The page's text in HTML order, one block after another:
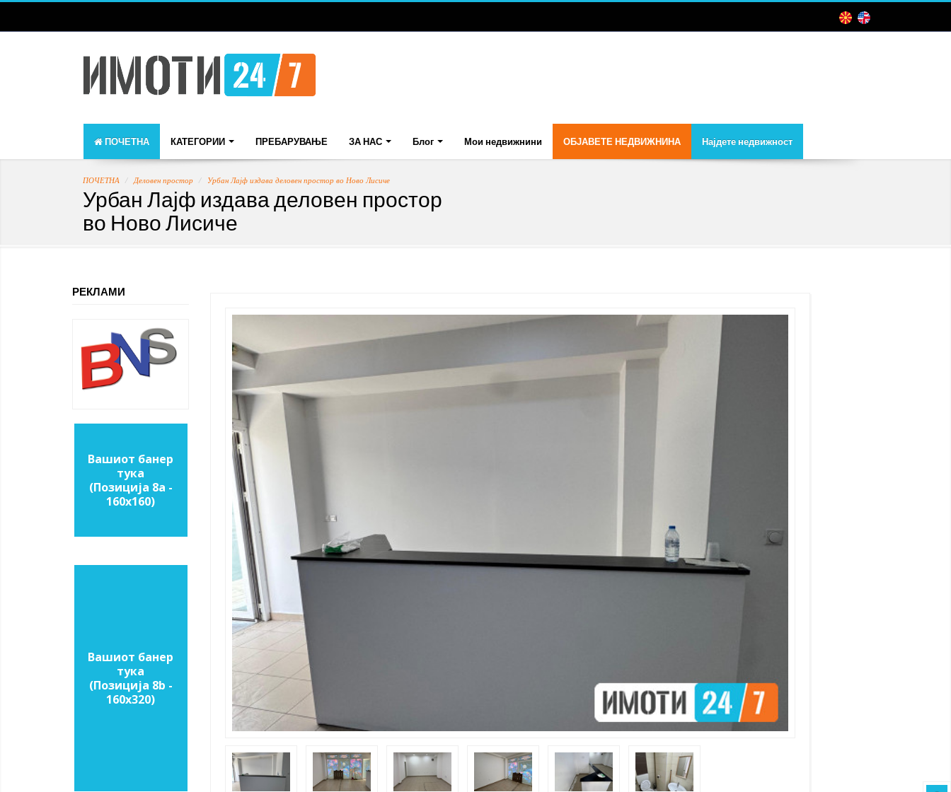
ПОЧЕТНА КАТЕГОРИИ ПРЕБАРУВАЊЕ ЗА НАС Блог Мои недвижнини ОБЈАВЕТЕ НЕДВИЖНИНА Најдете недвижност
ПОЧЕТНА Деловен простор Урбан Лајф издава деловен простор во Ново Лисиче
Урбан Лајф издава деловен простор
во Ново Лисиче
РЕКЛАМИ
Вашиот банер
тука
(Позиција 8a -
160х160)
Вашиот банер
тука
(Позиција 8b -
160х320)